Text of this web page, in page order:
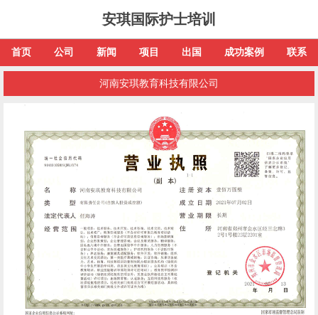
安琪国际护士培训
首页 公司 新闻 项目 出国 成功案例 联系
河南安琪教育科技有限公司